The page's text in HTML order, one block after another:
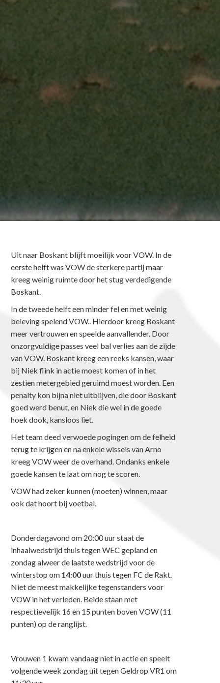
Uit naar Boskant blijft moeilijk voor VOW. In de
eerste helft was VOW de sterkere partij maar
kreeg weinig ruimte door het stug verdedigende
Boskant.
In de tweede helft een minder fel en met weinig
beleving spelend VOW.. Hierdoor kreeg Boskant
meer vertrouwen en speelde aanvallender. Door
onzorgvuldige passes veel bal verlies aan de zijde
van VOW. Boskant kreeg een reeks kansen, waar
bij Niek flink in actie moest komen of in het
zestien metergebied geruimd moest worden. Een
penalty kon bijna niet uitblijven, die door Boskant
goed werd benut, en Niek die wel in de goede
hoek dook, kansloos liet.
Het team deed verwoede pogingen om de felheid
terug te krijgen en na enkele wissels van Arno
kreeg VOW weer de overhand. Ondanks enkele
goede kansen te laat om nog te scoren.
VOW had zeker kunnen (moeten) winnen, maar
ook dat hoort bij voetbal.
Donderdagavond om 20:00 uur staat de
inhaalwedstrijd thuis tegen WEC gepland en
zondag alweer de laatste wedstrijd voor de
winterstop om 14:00uur thuis tegen FC de Rakt.
Niet de meest makkelijke tegenstanders voor
VOW in het verleden. Beide staan met
respectievelijk 16 en 15 punten boven VOW (11
punten) op de ranglijst.
Vrouwen 1 kwam vandaag niet in actie en speelt
volgende week zondag uit tegen Geldrop VR1 om